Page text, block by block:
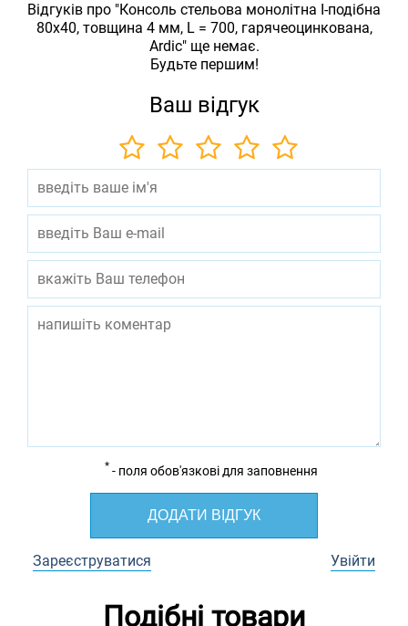
Відгуків про "Консоль стельова монолітна I-подібна
80х40, товщина 4 мм, L = 700, гарячеоцинкована,
Ardic" ще немає.
Будьте першим!
Ваш відгук
* - поля обов'язкові для заповнення
ДОДАТИ ВІДГУК
Зареєструватися Увійти
Подібні товари